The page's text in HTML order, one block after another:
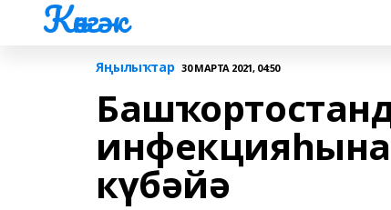
Көнгәк
Яңылыҡтар 30 МАРТА 2021, 04:50
күбәйә